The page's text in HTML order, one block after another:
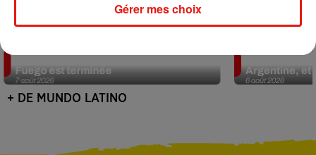
7 août 2026
Guatemala : l'éruption du volcan de
Fuego est terminée
6 août 2026
Le fourmilier
Argentine, et
+ DE MUNDO LATINO
Gérer mes choix